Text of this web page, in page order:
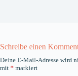
Schreibe einen
Deine E-Mail-Adresse wird
mit * markiert